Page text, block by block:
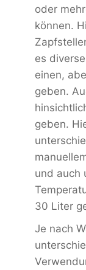
oder
können.
es
einen,
geben.
geben.
und auch
30 Liter
Je nach